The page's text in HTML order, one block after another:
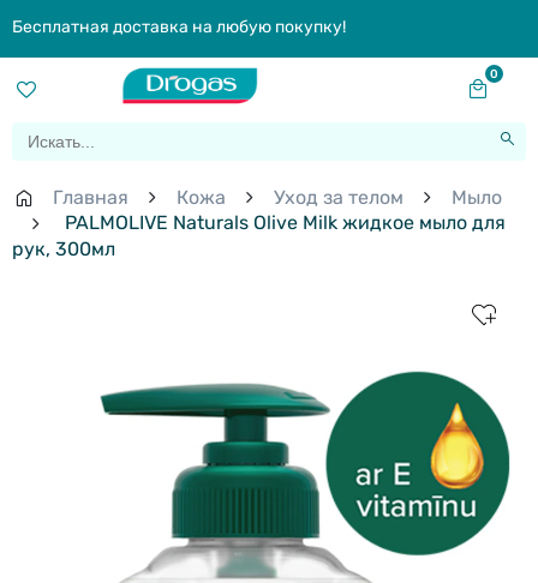
Бесплатная доставка на любую покупку!
0
Главная Кожа Уход за телом
Мыло
PALMOLIVE Naturals Olive Milk жидкое мыло для
рук, 300мл